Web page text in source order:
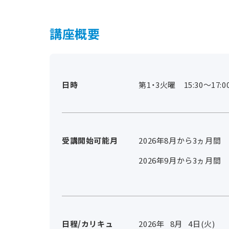
講座概要
日時 第1・3火曜 15:30～
受講開始可能月
2026年8月から3ヵ月間
2026年9月から3ヵ月間
日程/カリキュ
2026年 8月 4日(火)